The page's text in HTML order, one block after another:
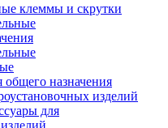
клеммы и скрутки
общего назначения
изделий
для